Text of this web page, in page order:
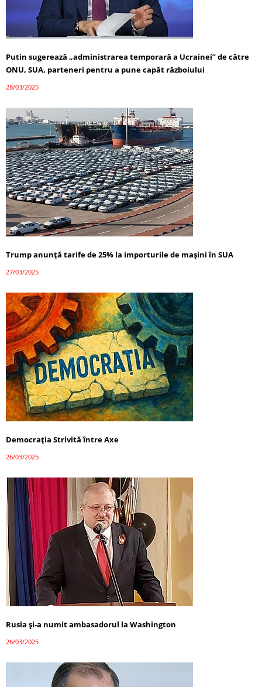
Putin sugerează „administrarea temporară a Ucrainei” de către
ONU, SUA, parteneri pentru a pune capăt războiului
28/03/2025
Trump anunță tarife de 25% la importurile de mașini în SUA
27/03/2025
Democrația Strivită între Axe
26/03/2025
Rusia și-a numit ambasadorul la Washington
26/03/2025